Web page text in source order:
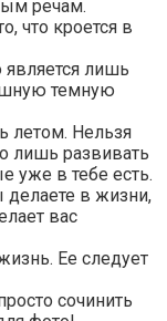
речам.
что кроется в
является лишь
темную
летом. Нельзя
лишь развивать
уже в тебе есть.
делаете в жизни,
вас
Ее следует
сочинить